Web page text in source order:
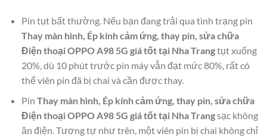
Pin tụt bất thường. Nếu bạn đang trải qua tình trạng pin
Thay màn hình, Ép kính cảm ứng, thay pin, sửa chữa
Điện thoại OPPO A98 5G giá tốt tại Nha Trangtụt xuống
20%, dù 10 phút trước pin máy vẫn đạt mức 80%, rất có
thể viên pin đã bị chai và cần được thay.
Pin Thay màn hình, Ép kính cảm ứng, thay pin, sửa chữa
Điện thoại OPPO A98 5G giá tốt tại Nha Trangsạc không
ăn điện. Tương tự như trên, một viên pin bị chai không chỉ